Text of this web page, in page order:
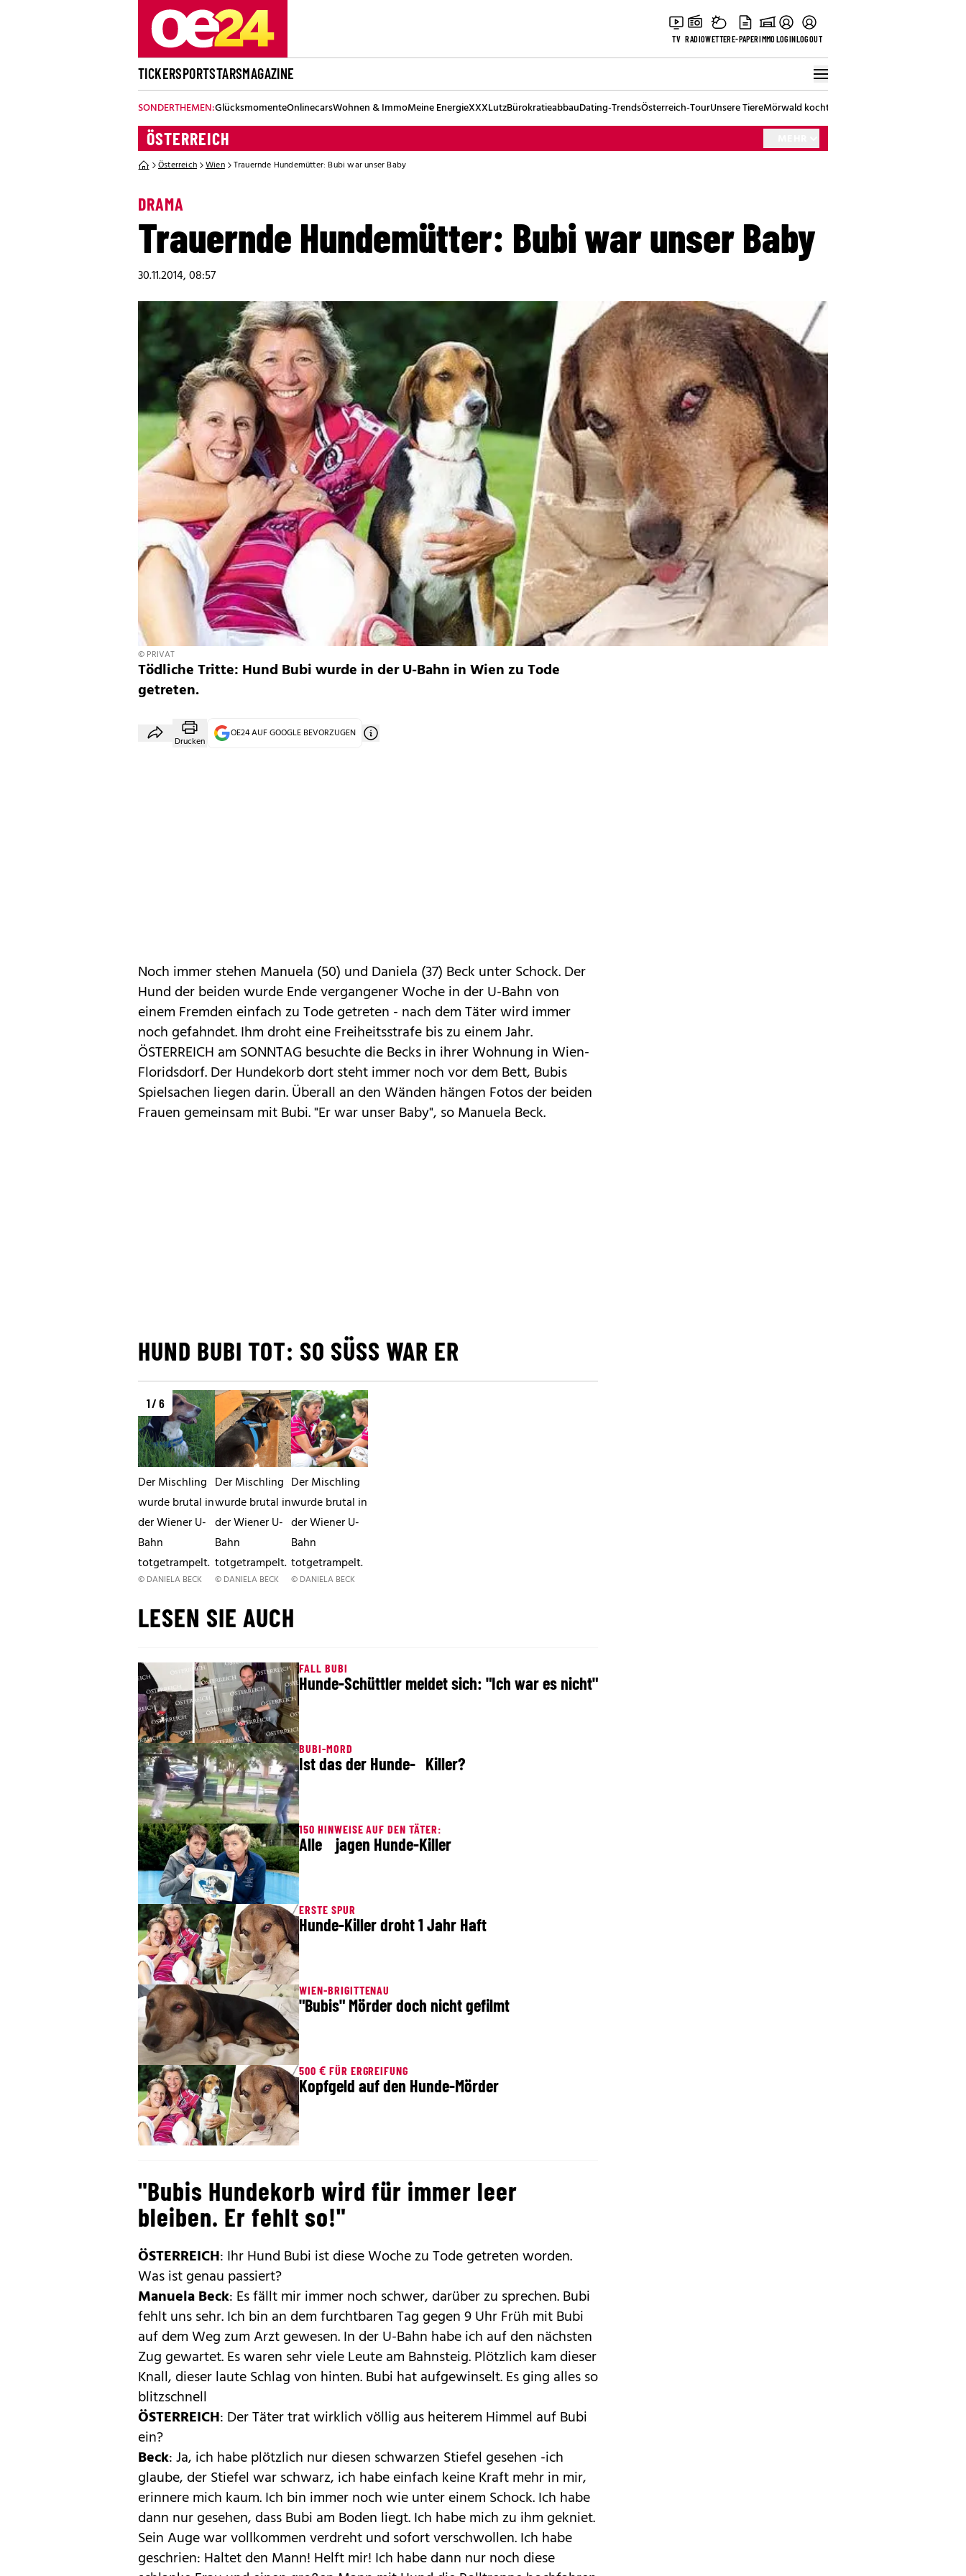
TV RADIOWETTERE-PAPERIMMOLOGINLOGOUT
TICKERSPORTSTARSMAGAZINE
SONDERTHEMEN:GlücksmomenteOnlinecarsWohnen & ImmoMeine EnergieXXXLutzBürokratieabbauDating-TrendsÖsterreich-TourUnsere TiereMörwald kocht
ÖSTERREICH
Österreich Wien Trauernde Hundemütter: Bubi war unser Baby
DRAMA
Trauernde Hundemütter: Bubi war unser Baby
30.11.2014, 08:57
© PRIVAT
Tödliche Tritte: Hund Bubi wurde in der U-Bahn in Wien zu Tode
getreten.
Drucken
OE24 AUF GOOGLE BEVORZUGEN
Noch immer stehen Manuela (50) und Daniela (37) Beck unter Schock. Der
Hund der beiden wurde Ende vergangener Woche in der U-Bahn von
einem Fremden einfach zu Tode getreten - nach dem Täter wird immer
noch gefahndet. Ihm droht eine Freiheitsstrafe bis zu einem Jahr.
ÖSTERREICH am SONNTAG besuchte die Becks in ihrer Wohnung in Wien-
Floridsdorf. Der Hundekorb dort steht immer noch vor dem Bett, Bubis
Spielsachen liegen darin. Überall an den Wänden hängen Fotos der beiden
Frauen gemeinsam mit Bubi. "Er war unser Baby", so Manuela Beck.
HUND BUBI TOT: SO SÜSS WAR ER
1 / 6
Der Mischling
wurde brutal in
der Wiener U-
Bahn
totgetrampelt.
© DANIELA BECK
Der Mischling
wurde brutal in
der Wiener U-
Bahn
totgetrampelt.
© DANIELA BECK
Der Mischling
wurde brutal in
der Wiener U-
Bahn
totgetrampelt.
© DANIELA BECK
LESEN SIE AUCH
FALL BUBI
Hunde-Schüttler meldet sich: "Ich war es nicht"
BUBI-MORD
Ist das der Hunde- Killer?
150 HINWEISE AUF DEN TÄTER:
Alle jagen Hunde-Killer
ERSTE SPUR
Hunde-Killer droht 1 Jahr Haft
WIEN-BRIGITTENAU
"Bubis" Mörder doch nicht gefilmt
500 € FÜR ERGREIFUNG
Kopfgeld auf den Hunde-Mörder
"Bubis Hundekorb wird für immer leer
bleiben. Er fehlt so!"
ÖSTERREICH: Ihr Hund Bubi ist diese Woche zu Tode getreten worden.
Was ist genau passiert?
Manuela Beck: Es fällt mir immer noch schwer, darüber zu sprechen. Bubi
fehlt uns sehr. Ich bin an dem furchtbaren Tag gegen 9 Uhr Früh mit Bubi
auf dem Weg zum Arzt gewesen. In der U-Bahn habe ich auf den nächsten
Zug gewartet. Es waren sehr viele Leute am Bahnsteig. Plötzlich kam dieser
Knall, dieser laute Schlag von hinten. Bubi hat aufgewinselt. Es ging alles so
blitzschnell
ÖSTERREICH: Der Täter trat wirklich völlig aus heiterem Himmel auf Bubi
ein?
Beck: Ja, ich habe plötzlich nur diesen schwarzen Stiefel gesehen -ich
glaube, der Stiefel war schwarz, ich habe einfach keine Kraft mehr in mir,
erinnere mich kaum. Ich bin immer noch wie unter einem Schock. Ich habe
dann nur gesehen, dass Bubi am Boden liegt. Ich habe mich zu ihm gekniet.
Sein Auge war vollkommen verdreht und sofort verschwollen. Ich habe
geschrien: Haltet den Mann! Helft mir! Ich habe dann nur noch diese